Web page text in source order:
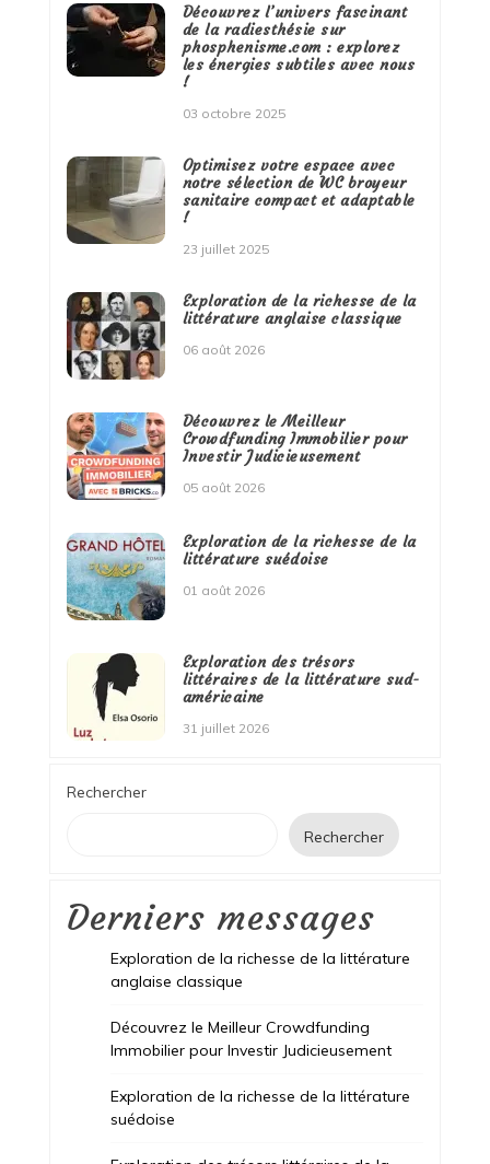
Découvrez l’univers fascinant
de la radiesthésie sur
phosphenisme.com : explorez
les énergies subtiles avec nous
!
03 octobre 2025
Optimisez votre espace avec
notre sélection de WC broyeur
sanitaire compact et adaptable
!
23 juillet 2025
Exploration de la richesse de la
littérature anglaise classique
06 août 2026
Découvrez le Meilleur
Crowdfunding Immobilier pour
Investir Judicieusement
05 août 2026
Exploration de la richesse de la
littérature suédoise
01 août 2026
Exploration des trésors
littéraires de la littérature sud-
américaine
31 juillet 2026
Rechercher
Rechercher
Derniers messages
Exploration de la richesse de la littérature
anglaise classique
Découvrez le Meilleur Crowdfunding
Immobilier pour Investir Judicieusement
Exploration de la richesse de la littérature
suédoise